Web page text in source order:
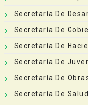
Secretaría De
Secretaría De
Secretaría De
Secretaría De
Secretaría De
Secretaría De Salud